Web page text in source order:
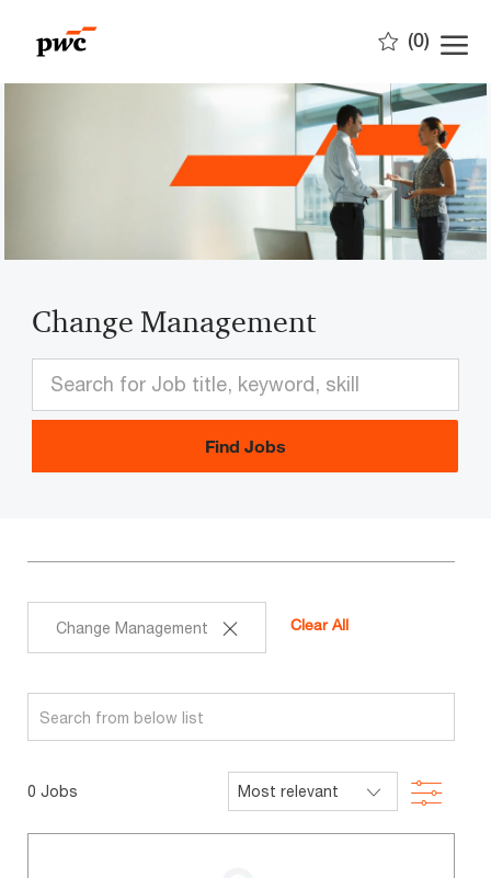
(0)
Change Management
Find Jobs
Change Management Clear All
Search
from
0 Jobs Filter